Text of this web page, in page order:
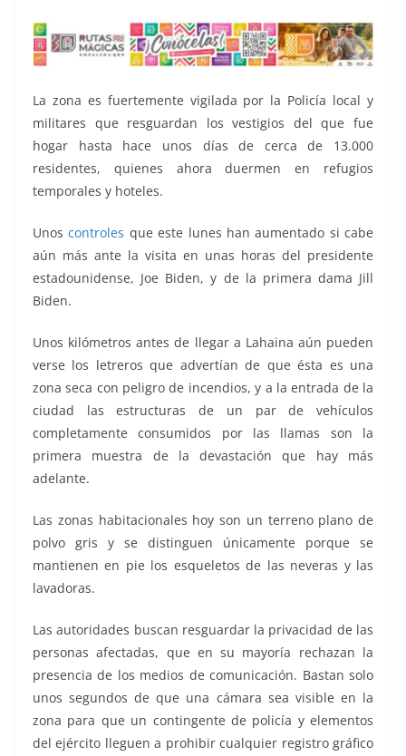
La zona es fuertemente vigilada por la Policía local y
militares que resguardan los vestigios del que fue
hogar hasta hace unos días de cerca de 13.000
residentes, quienes ahora duermen en refugios
temporales y hoteles.
Unoscontroles que este lunes han aumentado si cabe
aún más ante la visita en unas horas del presidente
estadounidense, Joe Biden, y de la primera dama Jill
Biden.
Unos kilómetros antes de llegar a Lahaina aún pueden
verse los letreros que advertían de que ésta es una
zona seca con peligro de incendios, y a la entrada de la
ciudad las estructuras de un par de vehículos
completamente consumidos por las llamas son la
primera muestra de la devastación que hay más
adelante.
Las zonas habitacionales hoy son un terreno plano de
polvo gris y se distinguen únicamente porque se
mantienen en pie los esqueletos de las neveras y las
lavadoras.
Las autoridades buscan resguardar la privacidad de las
personas afectadas, que en su mayoría rechazan la
presencia de los medios de comunicación. Bastan solo
unos segundos de que una cámara sea visible en la
zona para que un contingente de policía y elementos
del ejército lleguen a prohibir cualquier registro gráfico